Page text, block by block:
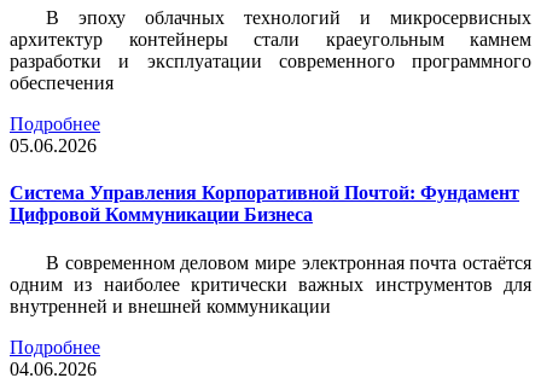
В эпоху облачных технологий и микросервисных
архитектур контейнеры стали краеугольным камнем
разработки и эксплуатации современного программного
обеспечения
Подробнее
05.06.2026
Система Управления Корпоративной Почтой: Фундамент
Цифровой Коммуникации Бизнеса
В современном деловом мире электронная почта остаётся
одним из наиболее критически важных инструментов для
внутренней и внешней коммуникации
Подробнее
04.06.2026